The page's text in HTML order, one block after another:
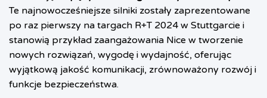
Te najnowocześniejsze silniki zostały zaprezentowane
po raz pierwszy na targach R+T 2024 w Stuttgarcie i
stanowią przykład zaangażowania Nice w tworzenie
nowych rozwiązań, wygodę i wydajność, oferując
wyjątkową jakość komunikacji, zrównoważony rozwój i
funkcje bezpieczeństwa.